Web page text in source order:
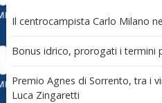
Il centrocampista Carlo Milano
Bonus idrico, prorogati i termini
Premio Agnes di Sorrento, tra i
Luca Zingaretti